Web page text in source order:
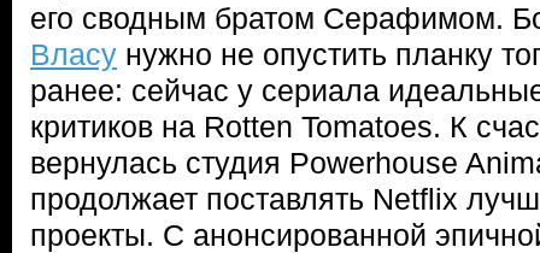
его сводным братом Серафимом.
Власу нужно не опустить планку
ранее: сейчас у сериала
критиков на Rotten Tomatoes. К
вернулась студия Powerhouse
продолжает поставлять Netflix
проекты. С анонсированной